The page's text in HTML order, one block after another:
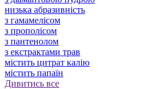
низька абразивність
з гамамелісом
з прополісом
з пантенолом
з екстрактами трав
містить цитрат калію
містить папаїн
Дивитись все